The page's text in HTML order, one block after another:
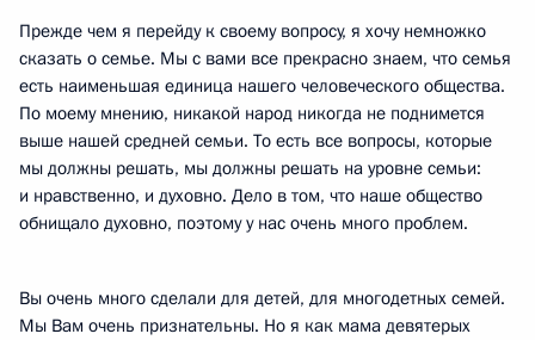
Прежде чем я перейду к своему вопросу, я хочу немножко
сказать о семье. Мы с вами все прекрасно знаем, что семья
есть наименьшая единица нашего человеческого общества.
По моему мнению, никакой народ никогда не поднимется
выше нашей средней семьи. То есть все вопросы, которые
мы должны решать, мы должны решать на уровне семьи:
и нравственно, и духовно. Дело в том, что наше общество
обнищало духовно, поэтому у нас очень много проблем.
Вы очень много сделали для детей, для многодетных семей.
Мы Вам очень признательны. Но я как мама девятерых